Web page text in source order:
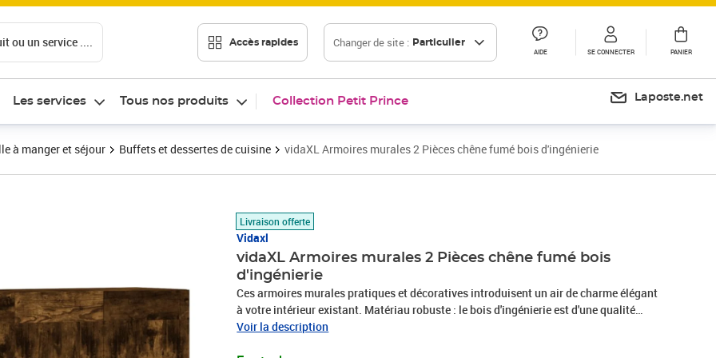
ou un service .... Accès rapides Changer de site : Particulier
AIDE SE CONNECTER PANIER
Les services Tous nos produits Collection Petit Prince Laposte.net
à manger et séjour Buffets et dessertes de cuisine vidaXL Armoires murales 2 Pièces chêne fumé bois d'ingénierie
Livraison offerte
Vidaxl
vidaXL Armoires murales 2 Pièces chêne fumé bois
d'ingénierie
Ces armoires murales pratiques et décoratives introduisent un air de charme élégant
à votre intérieur existant. Matériau robuste : le bois d'ingénierie est d'une qualité
exceptionnelle avec une surface lisse et présente également résistance, stabilité et
Voir la description
Prix barré 152,99 €
Prix 128,89€